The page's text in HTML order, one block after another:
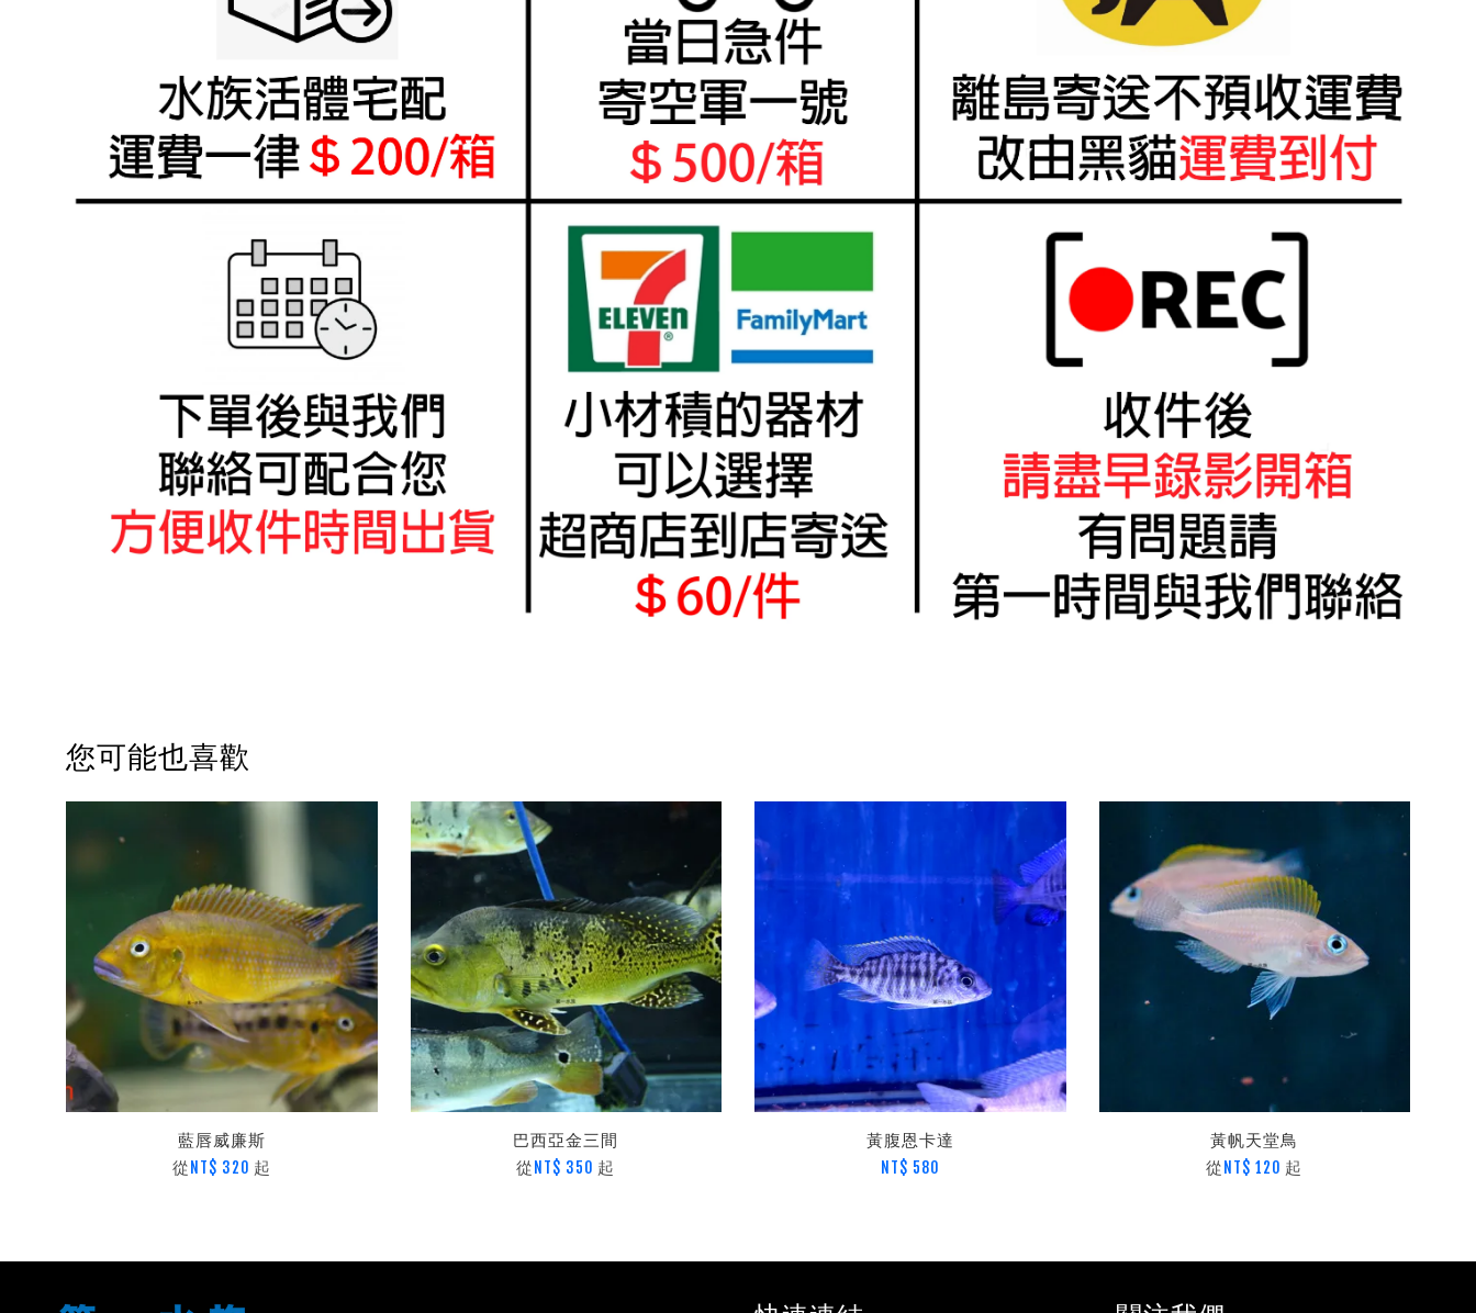
您可能也喜歡
藍唇威廉斯
從 NT$ 320 起
巴西亞金三間
從 NT$ 350 起
黃腹恩卡達
NT$ 580
黃帆天堂鳥
從 NT$ 120 起